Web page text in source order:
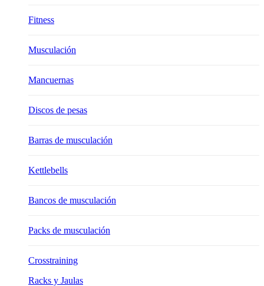
Fitness
Musculación
Mancuernas
Discos de pesas
Barras de musculación
Kettlebells
Bancos de musculación
Packs de musculación
Crosstraining
Racks y Jaulas